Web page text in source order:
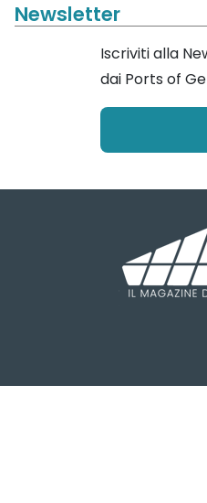
Newsletter
Iscriviti alla
dai Ports of
Il